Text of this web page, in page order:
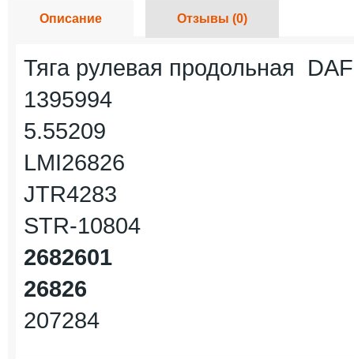
Описание Отзывы (0)
Тяга рулевая продольная
1395994
5.55209
LMI26826
JTR4283
STR-10804
2682601
26826
207284